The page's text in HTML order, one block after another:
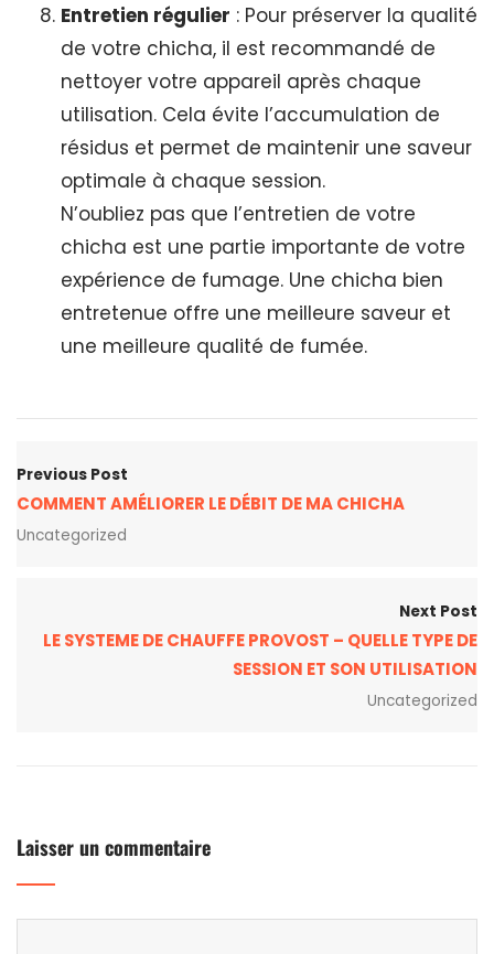
Entretien régulier : Pour préserver la qualité
de votre chicha, il est recommandé de
nettoyer votre appareil après chaque
utilisation. Cela évite l’accumulation de
résidus et permet de maintenir une saveur
optimale à chaque session.
N’oubliez pas que l’entretien de votre
chicha est une partie importante de votre
expérience de fumage. Une chicha bien
entretenue offre une meilleure saveur et
une meilleure qualité de fumée.
Previous Post
COMMENT AMÉLIORER LE DÉBIT DE MA CHICHA
Uncategorized
Next Post
LE SYSTEME DE CHAUFFE PROVOST – QUELLE TYPE DE
SESSION ET SON UTILISATION
Uncategorized
Laisser un commentaire